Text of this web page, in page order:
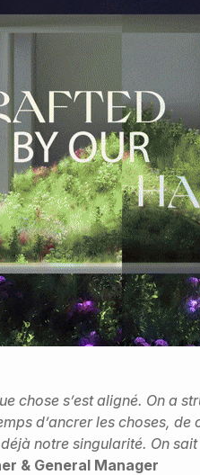
chose s’est aligné. On a
d’ancrer les choses,
notre singularité. On
& General Manager